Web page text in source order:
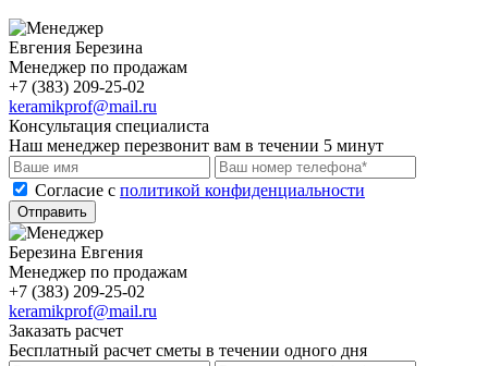
Евгения Березина
Менеджер по продажам
+7 (383) 209-25-02
keramikprof@mail.ru
Консультация специалиста
Наш менеджер перезвонит вам в течении 5 минут
Cогласие с политикой конфиденциальности
Отправить
Березина Евгения
Менеджер по продажам
+7 (383) 209-25-02
keramikprof@mail.ru
Заказать расчет
Бесплатный расчет сметы в течении одного дня